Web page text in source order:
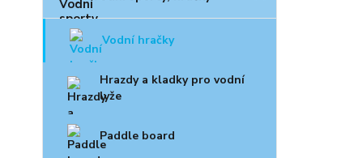
Vodní hračky
Hrazdy a kladky pro vodní
lyže
Paddle board